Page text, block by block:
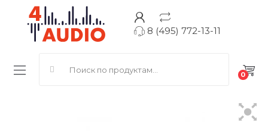
8 (495) 772-13-11
0